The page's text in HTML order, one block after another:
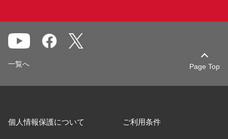
Page Top
一覧へ
個人情報保護について ご利用条件